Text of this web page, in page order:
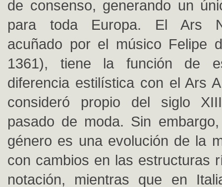
de consenso, generando un
para toda Europa. El Ars
acuñado por el músico Felipe
1361), tiene la función de
diferencia estilística con el Ars
consideró propio del siglo
pasado de moda. Sin
género es una evolución de la
con cambios en las estructuras
notación, mientras que en